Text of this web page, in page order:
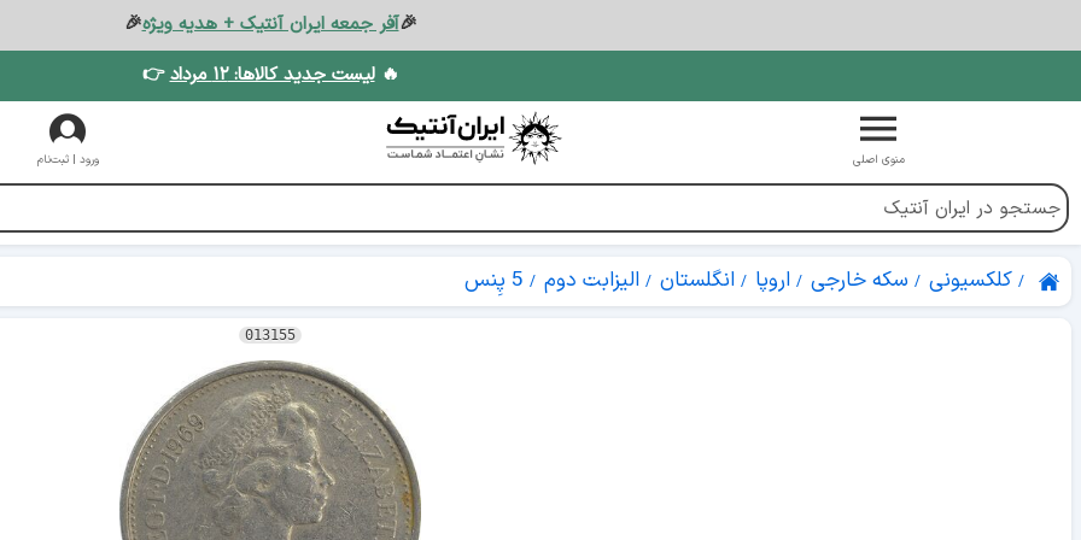
🎉آفر جمعه ایران آنتیک + هدیه ویژه🎉
🔥لیست جدید کالاها: ۱۲ مرداد 👉
منوی اصلی ورود | ثبت‌نام
کلکسیونی سکه خارجی اروپا انگلستان الیزابت دوم 5 پِنس
013155